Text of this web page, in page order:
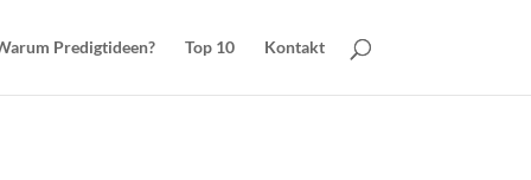
Predigtideen? Top 10 Kontakt